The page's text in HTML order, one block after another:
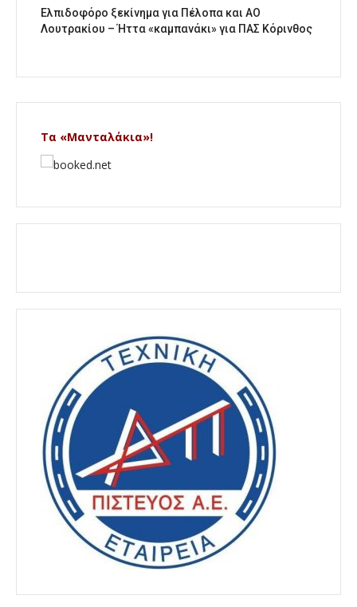
Ελπιδοφόρο ξεκίνημα για Πέλοπα και ΑΟ
Λουτρακίου – Ήττα «καμπανάκι» για ΠΑΣ Κόρινθος
Τα «Μανταλάκια»!